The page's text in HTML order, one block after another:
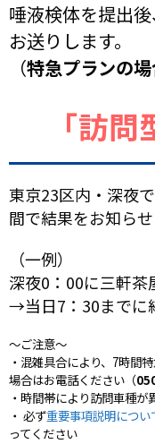
唾液検体を提出
お送りします。
（特急プランの
「訪問
東京23区内・深夜
間で結果をお知ら
（一例）
深夜0：00に三軒
→当日7：30までに
～ご注意～
・混雑具合により、7時間
場合はお電話ください（
・時間帯により訪問車種
・ 必ず重要事項説明につい
ってください